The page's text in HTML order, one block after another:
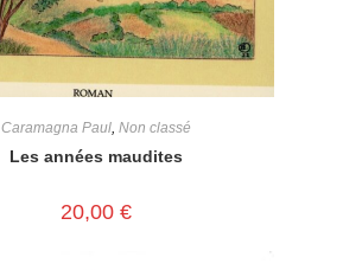
Caramagna Paul, Non classé
Les années maudites
20,00 €